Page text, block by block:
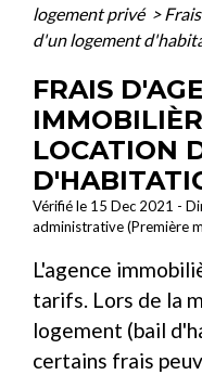
logement privé >
d'un logement
FRAIS
LOCATION
Vérifié le 15 Dec 2021 -
administrative (Première
L'agence
tarifs. Lors de la
logement (bail
certains frais